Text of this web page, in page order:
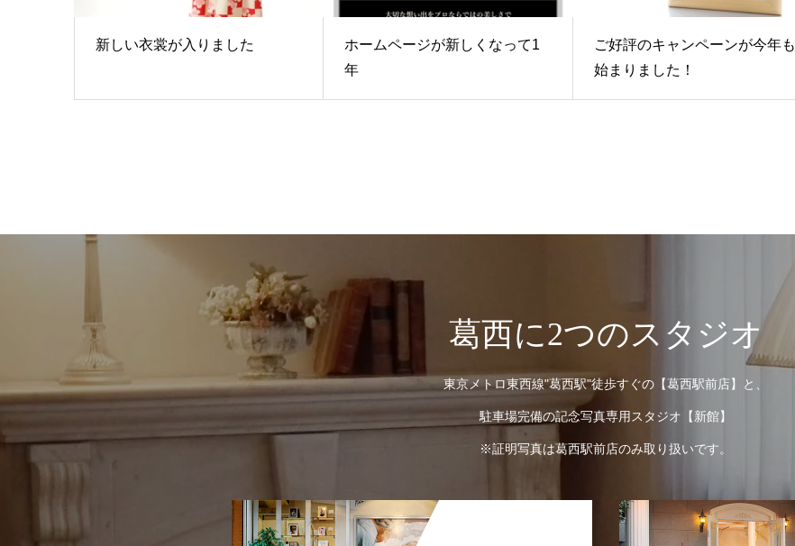
新しい衣裳が入りました
ホームページが新しくなって1
年
ご好評のキャンペーンが今年も
始まりました！
葛西に2つのスタジオ
東京メトロ東西線"葛西駅"徒歩すぐの【葛西駅前店】と、
駐車場完備の記念写真専用スタジオ【新館】
※証明写真は葛西駅前店のみ取り扱いです。